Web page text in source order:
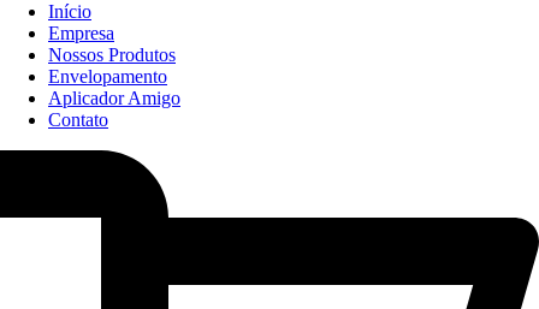
Início
Empresa
Nossos Produtos
Envelopamento
Aplicador Amigo
Contato